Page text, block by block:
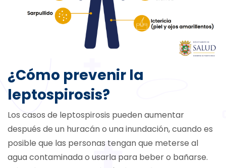
¿Cómo prevenir la
leptospirosis?
Los casos de leptospirosis pueden aumentar
después de un huracán o una inundación, cuando es
posible que las personas tengan que meterse al
agua contaminada o usarla para beber o bañarse.